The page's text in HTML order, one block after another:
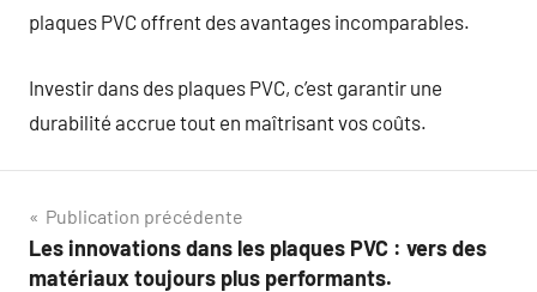
plaques PVC offrent des avantages incomparables.
Investir dans des plaques PVC, c’est garantir une
durabilité accrue tout en maîtrisant vos coûts.
Navigation
de
Publication précédente
Les innovations dans les plaques PVC : vers des
matériaux toujours plus performants.